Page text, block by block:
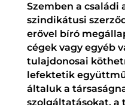
Szemben a családi
szindikátusi
erővel bíró
cégek vagy egyéb
tulajdonosai
lefektetik
általuk a
szolgáltatásokat, a